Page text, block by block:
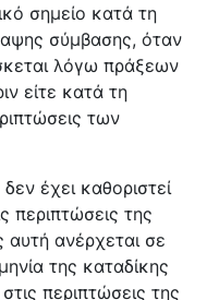
σημείο κατά τη
σύμβασης, όταν
λόγω πράξεων
είτε κατά τη
των
έχει καθοριστεί
περιπτώσεις της
ανέρχεται σε
της καταδίκης
περιπτώσεις της